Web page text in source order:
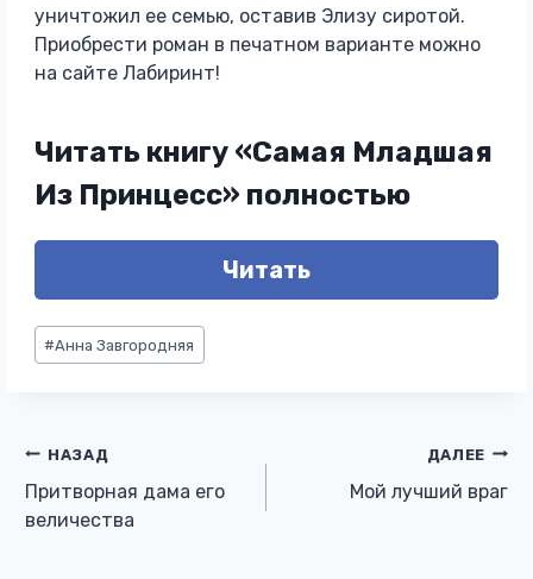
уничтожил ее семью, оставив Элизу сиротой.
Приобрести роман в печатном варианте можно
на сайте Лабиринт!
Читать книгу «Самая Младшая
Из Принцесс» полностью
Читать
Метки
записи:
#Анна Завгородняя
Навигация
по
НАЗАД
Притворная дама его
величества
ДАЛЕЕ
Мой лучший враг